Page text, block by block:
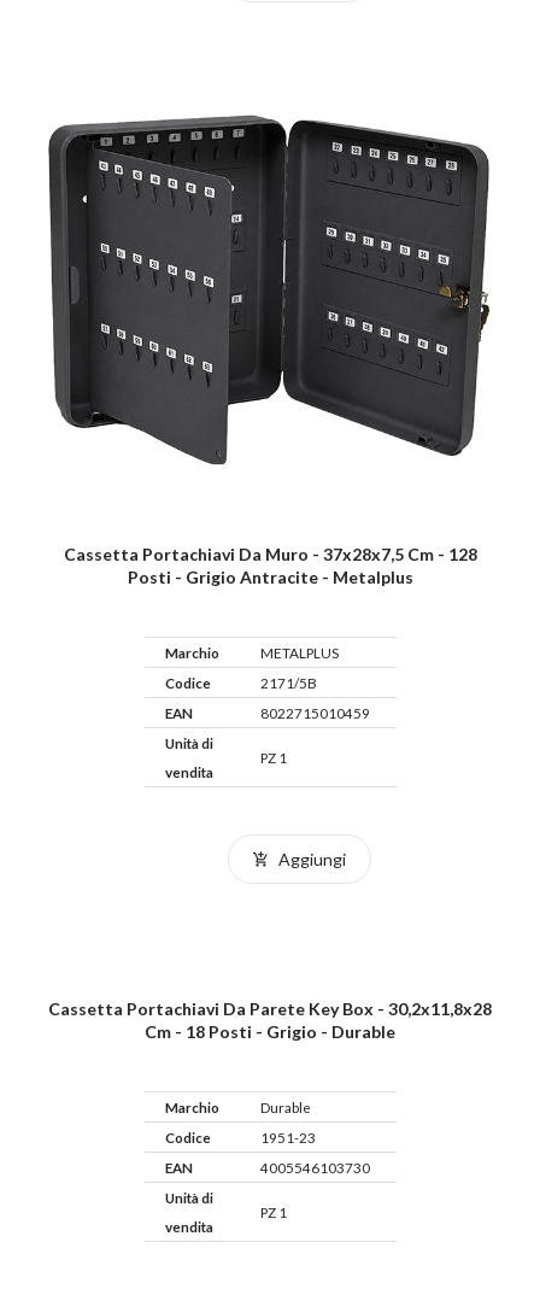
Cassetta Portachiavi Da Muro - 37x28x7,5 Cm - 128
Posti - Grigio Antracite - Metalplus
Marchio
METALPLUS
Codice
2171/5B
EAN
8022715010459
Unità di
vendita
PZ 1
Aggiungi
Cassetta Portachiavi Da Parete Key Box - 30,2x11,8x28
Cm - 18 Posti - Grigio - Durable
Marchio
Durable
Codice
1951-23
EAN
4005546103730
Unità di
vendita
PZ 1